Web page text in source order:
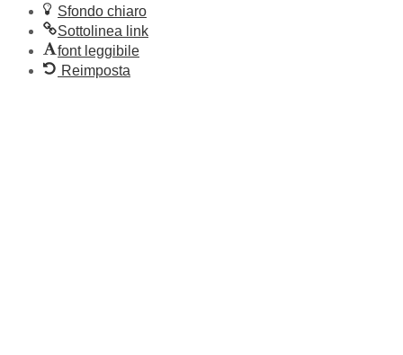
Sfondo chiaro
Sottolinea link
font leggibile
Reimposta